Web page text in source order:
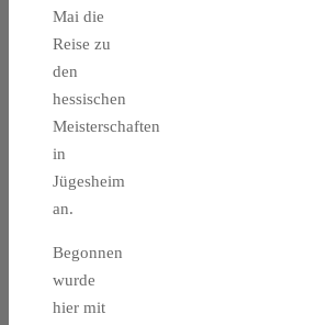
Mai die
Reise zu
den
hessischen
Meisterschaften
in
Jügesheim
an.
Begonnen
wurde
hier mit